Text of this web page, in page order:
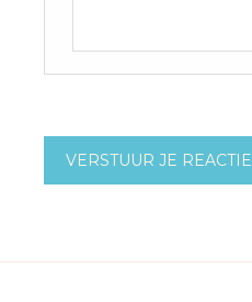
VERSTUUR JE REACTIE